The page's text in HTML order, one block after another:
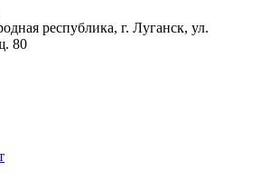
республика, г. Луганск, ул.
80